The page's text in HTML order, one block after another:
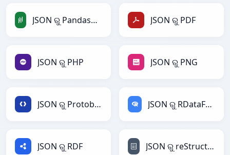
JSON ରୁ PandasDataFrame JSON ରୁ PDF
JSON ରୁ PHP JSON ରୁ PNG
JSON ରୁ Protobuf JSON ରୁ RDataFrame
JSON ରୁ RDF JSON ରୁ reStructuredText